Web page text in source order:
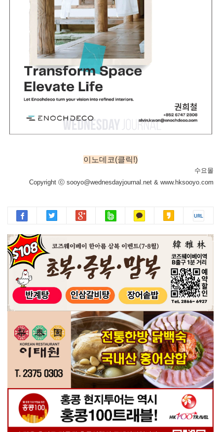
이노데코(클릭!)
수요몰
Copyright ⓒ sooyo@wednesdayjournal.net & www.hksooyo.com